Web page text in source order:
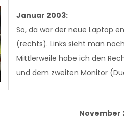
Januar 2003:
So, da war der neue Laptop
(rechts). Links sieht man
Mittlerweile habe ich den
und dem zweiten Monitor
November